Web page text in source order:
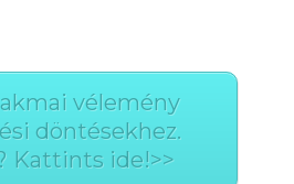
vélemény
döntésekhez.
Kattints ide!>>